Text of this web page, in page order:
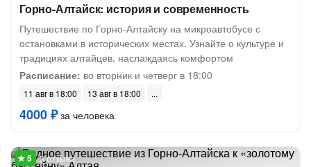
Горно-Алтайск: история и современность
Путешествие по Горно-Алтайску на микроавтобусе с
остановками в исторических местах. Узнайте о культуре и
традициях алтайцев, наслаждаясь комфортом
Расписание: во вторник и четверг в 18:00
11 авг в 18:00 13 авг в 18:00
4000 ₽за человека
3 отзыва